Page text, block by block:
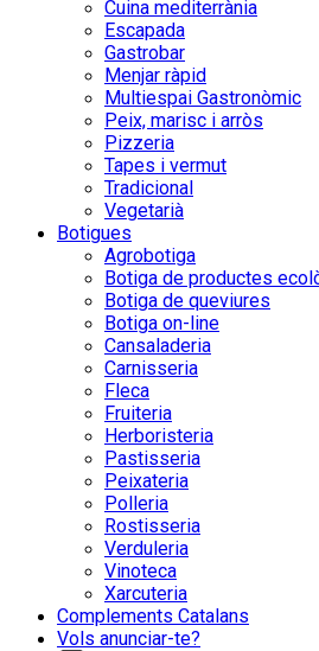
Cuina mediterrània
Escapada
Gastrobar
Menjar ràpid
Multiespai Gastronòmic
Peix, marisc i arròs
Pizzeria
Tapes i vermut
Tradicional
Vegetarià
Botigues
Agrobotiga
Botiga de productes
Botiga de queviures
Botiga on-line
Cansaladeria
Carnisseria
Fleca
Fruiteria
Herboristeria
Pastisseria
Peixateria
Polleria
Rostisseria
Verduleria
Vinoteca
Xarcuteria
Complements Catalans
Vols anunciar-te?